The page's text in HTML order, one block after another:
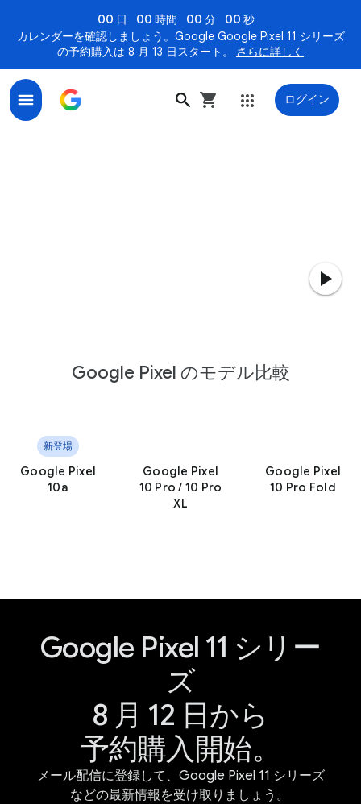
00 日 00 時間 00 分
00 秒
カレンダーを確認しましょう。Google Google Pixel 11 シリーズ
の予約購入は 8 月 13 日スタート。
さらに詳しく
ログイン
Google Pixel のモデル比較
新登場
Google Pixel
10a
Google Pixel
10 Pro / 10 Pro
XL
Google Pixel
10 Pro Fold
Google Pixel 11 シリー
ズ
8 月 12 日から
予約購入開始。
メール配信に登録して、Google Pixel 11 シリーズ
などの最新情報を受け取りましょう。